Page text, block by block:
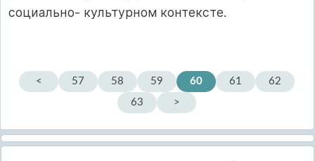
социально- культурном контексте.
< 57 58 59 60 61
62
63
>